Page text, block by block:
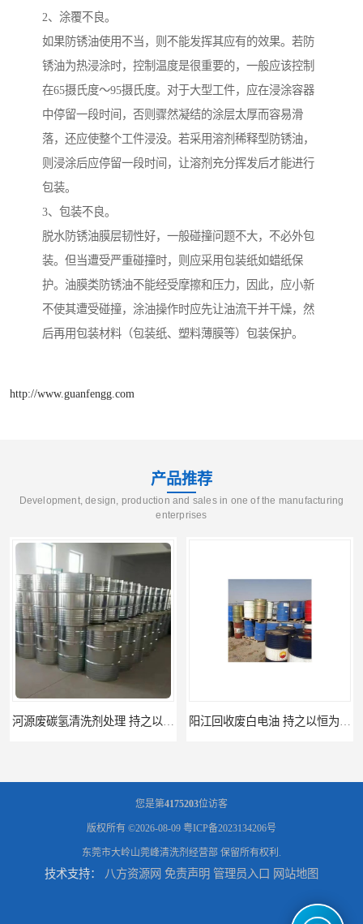
2、涂覆不良。
如果防锈油使用不当，则不能发挥其应有的效果。若防
锈油为热浸涂时，控制温度是很重要的，一般应该控制
在65摄氏度～95摄氏度。对于大型工件，应在浸涂容器
中停留一段时间，否则骤然凝结的涂层太厚而容易滑
落，还应使整个工件浸没。若采用溶剂稀释型防锈油，
则浸涂后应停留一段时间，让溶剂充分挥发后才能进行
包装。
3、包装不良。
脱水防锈油膜层韧性好，一般碰撞问题不大，不必外包
装。但当遭受严重碰撞时，则应采用包装纸如蜡纸保
护。油膜类防锈油不能经受摩擦和压力，因此，应小新
不使其遭受碰撞，涂油操作时应先让油流干并干燥，然
后再用包装材料（包装纸、塑料薄膜等）包装保护。
http://www.guanfengg.com
产品推荐
Development, design, production and sales in one of the manufacturing
enterprises
河源废碳氢清洗剂处理 持之以恒为客户服务 阳江回收废白电油 持之以恒为客户服务
您是第4175203位访客
版权所有 ©2026-08-09 粤ICP备2023134206号
东莞市大岭山莞峰清洗剂经营部 保留所有权利.
技术支持： 八方资源网 免责声明 管理员入口 网站地图